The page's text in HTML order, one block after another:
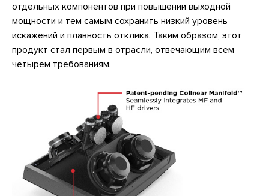
отдельных компонентов при повышении выходной
мощности и тем самым сохранить низкий уровень
искажений и плавность отклика. Таким образом, этот
продукт стал первым в отрасли, отвечающим всем
четырем требованиям.